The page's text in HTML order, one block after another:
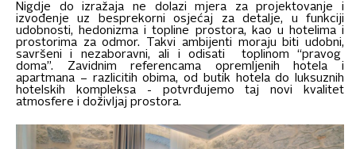
Nigdje do izražaja ne dolazi mjera za projektovanje i
izvođenje uz besprekorni osjećaj za detalje, u funkciji
udobnosti, hedonizma i topline prostora, kao u hotelima i
prostorima za odmor. Takvi ambijenti moraju biti udobni,
savršeni i nezaboravni, ali i odisati toplinom “pravog
doma”. Zavidnim referencama opremljenih hotela i
apartmana – razlicitih obima, od butik hotela do luksuznih
hotelskih kompleksa - potvrđujemo taj novi kvalitet
atmosfere i doživljaj prostora.